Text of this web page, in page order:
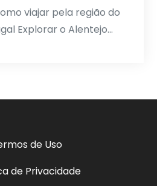
viajar pela região do
Explorar o Alentejo…
de Uso
de Privacidade